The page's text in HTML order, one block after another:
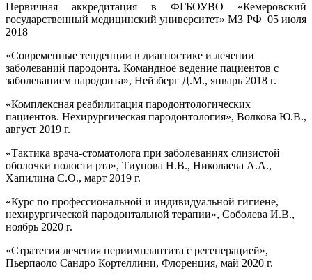
Первичная аккредитация в ФГБОУВО «Кемеровский
государственный медицинский университет» МЗ РФ 05 июля
2018
«Современные тенденции в диагностике и лечении
заболеваний пародонта. Командное ведение пациентов с
заболеванием пародонта», Нейзберг Д.М., январь 2018 г.
«Комплексная реабилитация пародонтологических
пациентов. Нехирургическая пародонтология», Волкова Ю.В.,
август 2019 г.
«Тактика врача-стоматолога при заболеваниях слизистой
оболочки полости рта», Тиунова Н.В., Николаева А.А.,
Хапилина С.О., март 2019 г.
«Курс по профессиональной и индивидуальной гигиене,
нехирургической пародонтальной терапии», Соболева И.В.,
ноябрь 2020 г.
«Стратегия лечения периимплантита с регенерацией»,
Пьерпаоло Сандро Кортеллини, Флоренция, май 2020 г.